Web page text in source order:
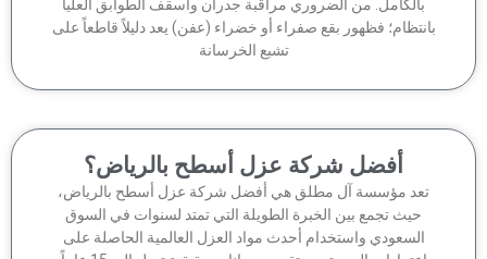
بالكامل. من الضروري مراقبة جدران وأسقف الطوابق العليا
فظهور بقع صفراء أو خضراء (عفن) يعد دليلاً قاطعاً على
تشبع الخرسانة
أفضل شركة عزل أسطح بالرياض؟
تعد مؤسسة آل مطلق هي أفضل شركة عزل أسطح بالرياض،
حيث تجمع بين الخبرة الطويلة التي تمتد لسنوات في السوق
السعودي واستخدام أحدث مواد العزل العالمية الحاصلة على